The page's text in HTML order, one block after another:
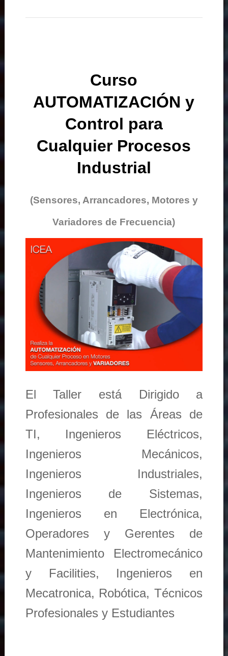
Curso
AUTOMATIZACIÓN y
Control para
Cualquier Procesos
Industrial
(Sensores, Arrancadores, Motores y
Variadores de Frecuencia)
El Taller está Dirigido a
Profesionales de las Áreas de
TI, Ingenieros Eléctricos,
Ingenieros Mecánicos,
Ingenieros Industriales,
Ingenieros de Sistemas,
Ingenieros en Electrónica,
Operadores y Gerentes de
Mantenimiento Electromecánico
y Facilities, Ingenieros en
Mecatronica, Robótica, Técnicos
Profesionales y Estudiantes